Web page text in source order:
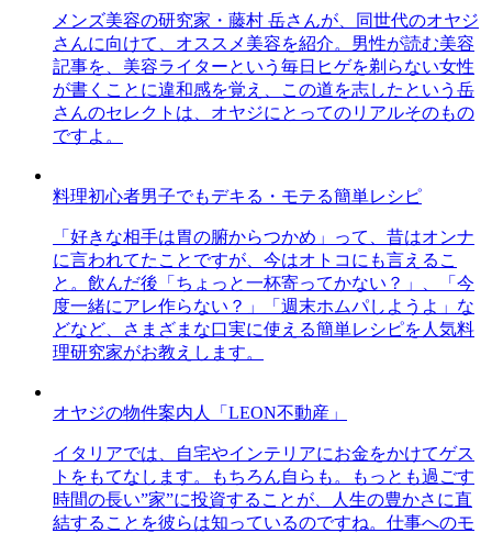
メンズ美容の研究家・藤村 岳さんが、同世代のオヤジ
さんに向けて、オススメ美容を紹介。男性が読む美容
記事を、美容ライターという毎日ヒゲを剃らない女性
が書くことに違和感を覚え、この道を志したという岳
さんのセレクトは、オヤジにとってのリアルそのもの
ですよ。
料理初心者男子でもデキる・モテる簡単レシピ
「好きな相手は胃の腑からつかめ」って、昔はオンナ
に言われてたことですが、今はオトコにも言えるこ
と。飲んだ後「ちょっと一杯寄ってかない？」、「今
度一緒にアレ作らない？」「週末ホムパしようよ」な
どなど、さまざまな口実に使える簡単レシピを人気料
理研究家がお教えします。
オヤジの物件案内人「LEON不動産」
イタリアでは、自宅やインテリアにお金をかけてゲス
トをもてなします。もちろん自らも。もっとも過ごす
時間の長い”家”に投資することが、人生の豊かさに直
結することを彼らは知っているのですね。仕事へのモ